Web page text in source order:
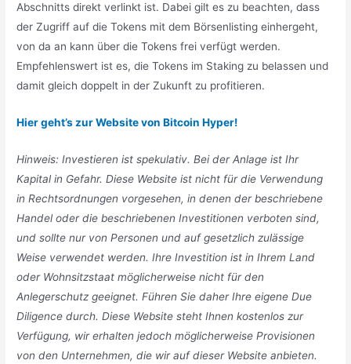
Abschnitts direkt verlinkt ist. Dabei gilt es zu beachten, dass
der Zugriff auf die Tokens mit dem Börsenlisting einhergeht,
von da an kann über die Tokens frei verfügt werden.
Empfehlenswert ist es, die Tokens im Staking zu belassen und
damit gleich doppelt in der Zukunft zu profitieren.
Hier geht’s zur Website von Bitcoin Hyper!
Hinweis: Investieren ist spekulativ. Bei der Anlage ist Ihr
Kapital in Gefahr. Diese Website ist nicht für die Verwendung
in Rechtsordnungen vorgesehen, in denen der beschriebene
Handel oder die beschriebenen Investitionen verboten sind,
und sollte nur von Personen und auf gesetzlich zulässige
Weise verwendet werden. Ihre Investition ist in Ihrem Land
oder Wohnsitzstaat möglicherweise nicht für den
Anlegerschutz geeignet. Führen Sie daher Ihre eigene Due
Diligence durch. Diese Website steht Ihnen kostenlos zur
Verfügung, wir erhalten jedoch möglicherweise Provisionen
von den Unternehmen, die wir auf dieser Website anbieten.